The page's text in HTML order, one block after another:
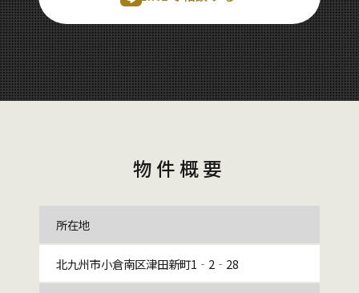
物件概要
所在地
北九州市小倉南区津田新町1‐2‐28